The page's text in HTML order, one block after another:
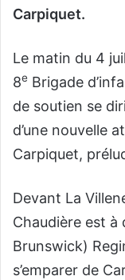
Carpiquet.
Le matin du 4
8e Brigade
de soutien se
d’une nouvelle
Carpiquet,
Devant La
Chaudière est
Brunswick)
s’emparer de